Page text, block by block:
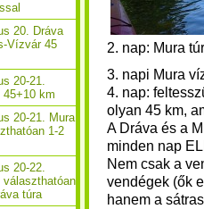
2. nap: Mura
3. napi Mura
4. nap:
olyan 45 km,
A Dráva és a
minden nap
Nem csak a
vendégek (ők
hanem a
20. Dráva
Vízvár 45
20-21.
45+10 km
20-21. Mura
1-2
20-22.
választhatóan
túra